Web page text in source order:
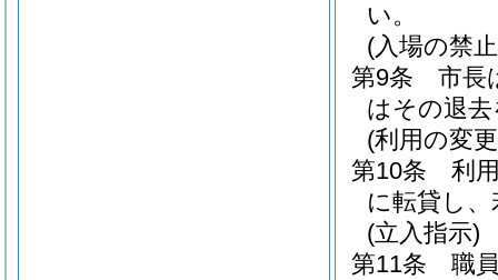
い。
(入場の禁
第9条
市長
はその退
(利用の変
第10条
利
に転貸し
(立入指示)
第11条
職